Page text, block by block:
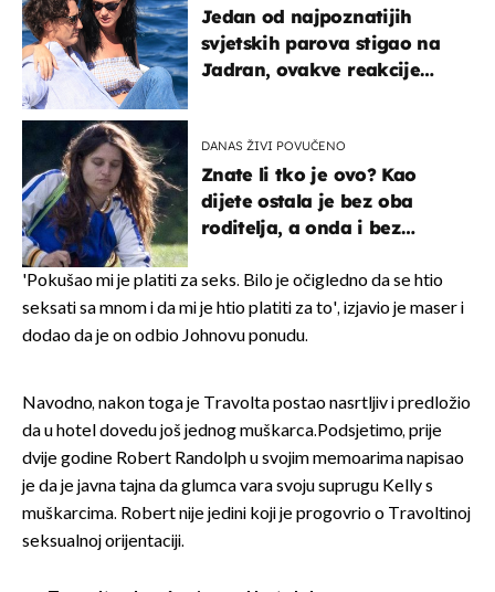
Jedan od najpoznatijih
svjetskih parova stigao na
Jadran, ovakve reakcije
DANAS ŽIVI POVUČENO
Znate li tko je ovo? Kao
dijete ostala je bez oba
roditelja, a onda i bez
naslijediti
'Pokušao mi je platiti za seks. Bilo je očigledno da se htio
seksati sa mnom i da mi je htio platiti za to', izjavio je maser i
dodao da je on odbio Johnovu ponudu.
Navodno, nakon toga je Travolta postao nasrtljiv i predložio
da u hotel dovedu još jednog muškarca.Podsjetimo, prije
dvije godine Robert Randolph u svojim memoarima napisao
je da je javna tajna da glumca vara svoju suprugu Kelly s
muškarcima. Robert nije jedini koji je progovrio o Travoltinoj
seksualnoj orijentaciji.